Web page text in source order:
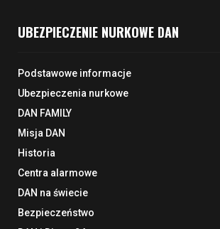
UBEZPIECZENIE NURKOWE DAN
Podstawowe informacje
Ubezpieczenia nurkowe
DAN FAMILY
Misja DAN
Historia
Centra alarmowe
DAN na świecie
Bezpieczeństwo